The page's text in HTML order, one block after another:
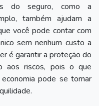
do seguro, como a
também ajudam a
você pode contar com
sem nenhum custo a
é garantir a proteção do
aos riscos, pois o que
pode se tornar